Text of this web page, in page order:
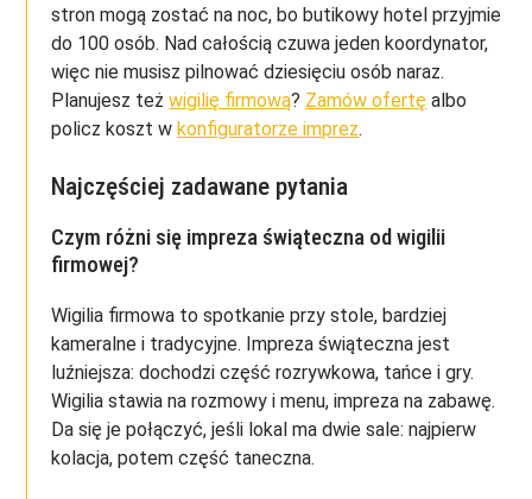
stron mogą zostać na noc, bo butikowy hotel przyjmie
do 100 osób. Nad całością czuwa jeden koordynator,
więc nie musisz pilnować dziesięciu osób naraz.
Planujesz teżwigilię firmową? Zamów ofertę albo
policz koszt wkonfiguratorze imprez.
Najczęściej zadawane pytania
Czym różni się impreza świąteczna od wigilii
firmowej?
Wigilia firmowa to spotkanie przy stole, bardziej
kameralne i tradycyjne. Impreza świąteczna jest
luźniejsza: dochodzi część rozrywkowa, tańce i gry.
Wigilia stawia na rozmowy i menu, impreza na zabawę.
Da się je połączyć, jeśli lokal ma dwie sale: najpierw
kolacja, potem część taneczna.